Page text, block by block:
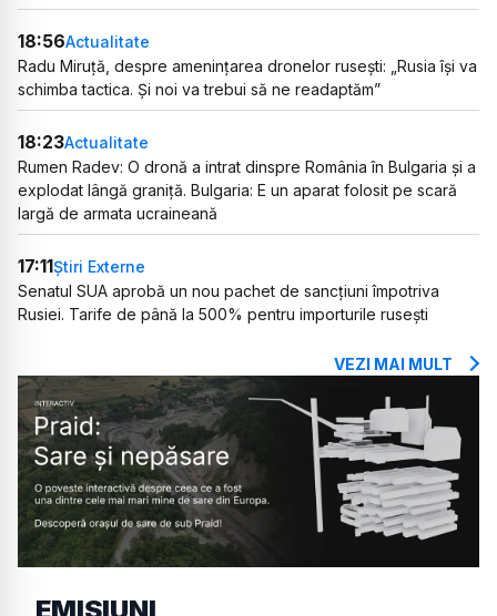
18:56Actualitate
Radu Miruță, despre amenințarea dronelor rusești: „Rusia își va
schimba tactica. Și noi va trebui să ne readaptăm”
18:23Actualitate
Rumen Radev: O dronă a intrat dinspre România în Bulgaria și a
explodat lângă graniță. Bulgaria: E un aparat folosit pe scară
largă de armata ucraineană
17:11Știri Externe
Senatul SUA aprobă un nou pachet de sancțiuni împotriva
Rusiei. Tarife de până la 500% pentru importurile rusești
VEZI MAI MULT